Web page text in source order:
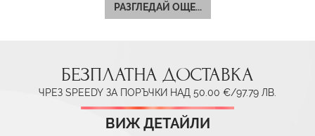
РАЗГЛЕДАЙ ОЩЕ...
БЕЗПЛАТНА ДОСТАВКА
ЧРЕЗ SPEEDY ЗА ПОРЪЧКИ НАД 50.00 €/97.79 ЛВ.
ВИЖ ДЕТАЙЛИ